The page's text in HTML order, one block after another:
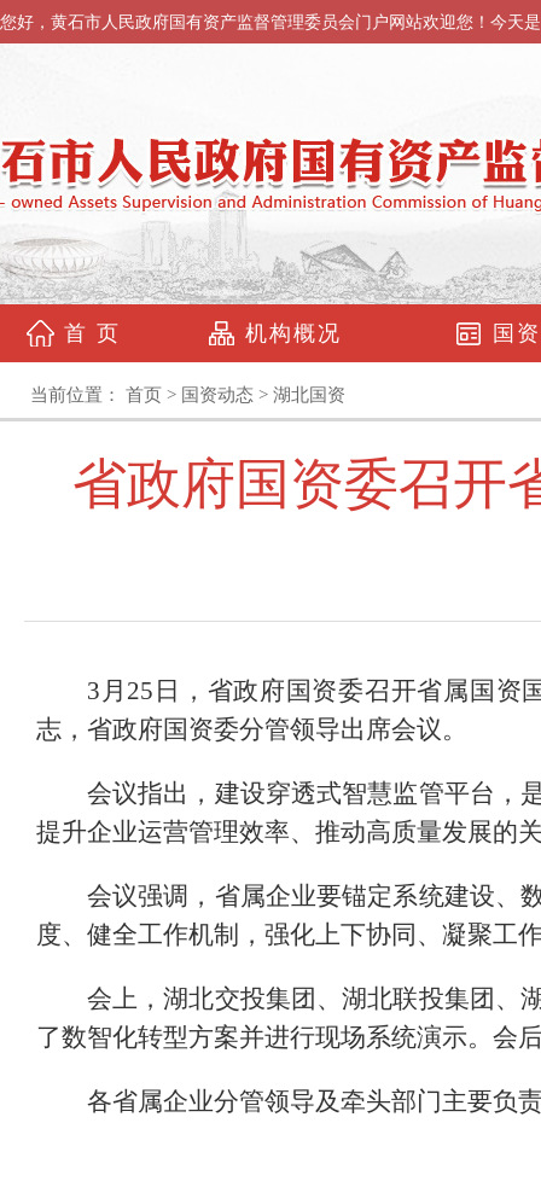
您好，黄石市人民政府国有资产监督管理委员会门户网站欢迎您！今天是
首 页 机构概况 国
当前位置： 首页 > 国资动态 > 湖北国资
省政府国资委召开
3月25日，省政府国资委召开省属国资
志，省政府国资委分管领导出席会议。
会议指出，建设穿透式智慧监管平台，
提升企业运营管理效率、推动高质量发展的
会议强调，省属企业要锚定系统建设、
度、健全工作机制，强化上下协同、凝聚工
会上，湖北交投集团、湖北联投集团、
了数智化转型方案并进行现场系统演示。会
各省属企业分管领导及牵头部门主要负